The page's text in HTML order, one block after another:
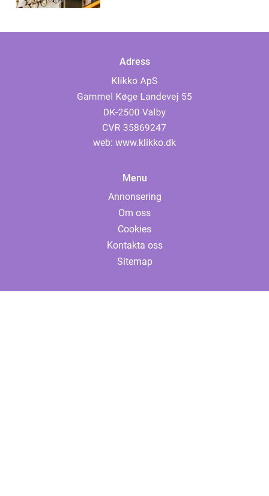
Adress
web: www.klikko.dk
Menu
Annonsering
Om oss
Cookies
Kontakta oss
Sitemap